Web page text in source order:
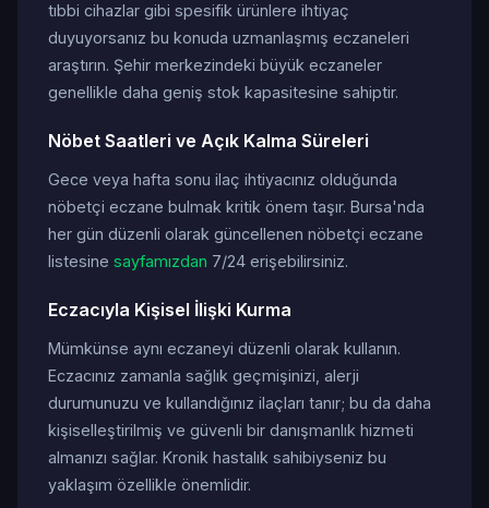
tıbbi cihazlar gibi spesifik ürünlere ihtiyaç
duyuyorsanız bu konuda uzmanlaşmış eczaneleri
araştırın. Şehir merkezindeki büyük eczaneler
genellikle daha geniş stok kapasitesine sahiptir.
Nöbet Saatleri ve Açık Kalma Süreleri
Gece veya hafta sonu ilaç ihtiyacınız olduğunda
nöbetçi eczane bulmak kritik önem taşır. Bursa'nda
her gün düzenli olarak güncellenen nöbetçi eczane
listesine sayfamızdan 7/24 erişebilirsiniz.
Eczacıyla Kişisel İlişki Kurma
Mümkünse aynı eczaneyi düzenli olarak kullanın.
Eczacınız zamanla sağlık geçmişinizi, alerji
durumunuzu ve kullandığınız ilaçları tanır; bu da daha
kişiselleştirilmiş ve güvenli bir danışmanlık hizmeti
almanızı sağlar. Kronik hastalık sahibiyseniz bu
yaklaşım özellikle önemlidir.